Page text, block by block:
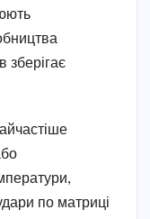
зберігає
по матриці